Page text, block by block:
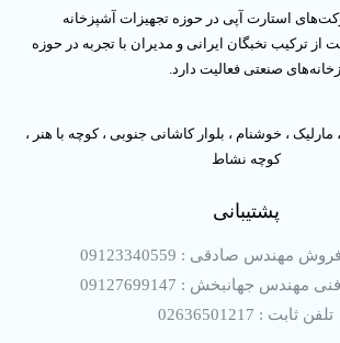
استارت آپی در حوزه تجهیزات آشپزخانه
ترکیب نخبگان ایرانی و مدیران با تجربه در حوزه
صنعتی فعالیت دارد.
مارلیک ، خوشنام ، بلوار کاشانی جنوبی ، کوچه با هنر ،
کوچه نشاط
پشتیبانی
مهندس صادقی : 09123340559
جهانبخش : 09127699147
تلفن ثابت : 02636501217